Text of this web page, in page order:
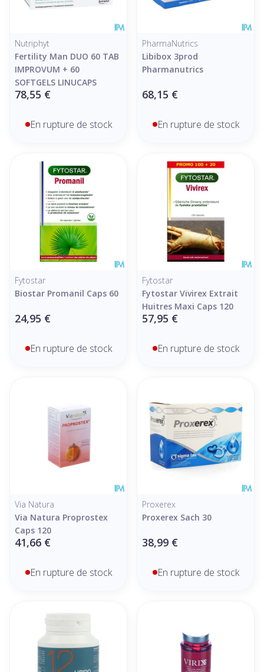
Nutriphyt
Fertility Man DUO 60 TAB
IMPROVUM + 60
SOFTGELS LINUCAPS
78,55 €
En rupture de stock
PharmaNutrics
Libibox 3prod
Pharmanutrics
68,15 €
En rupture de stock
Fytostar
Biostar Promanil Caps 60
24,95 €
En rupture de stock
Fytostar
Fytostar Vivirex Extrait
Huitres Maxi Caps 120
57,95 €
En rupture de stock
Via Natura
Via Natura Proprostex
Caps 120
41,66 €
En rupture de stock
Proxerex
Proxerex Sach 30
38,99 €
En rupture de stock